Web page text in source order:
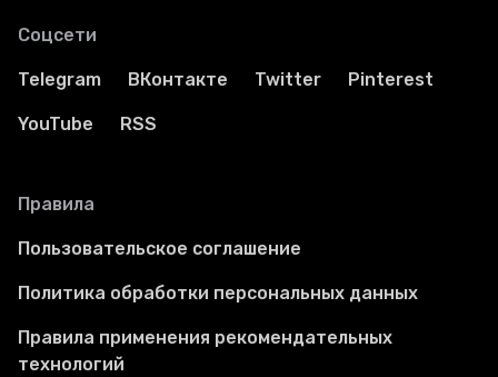
Соцсети
Telegram ВКонтакте Twitter Pinterest
YouTube RSS
Правила
Пользовательское соглашение
Политика обработки персональных данных
Правила применения рекомендательных
технологий